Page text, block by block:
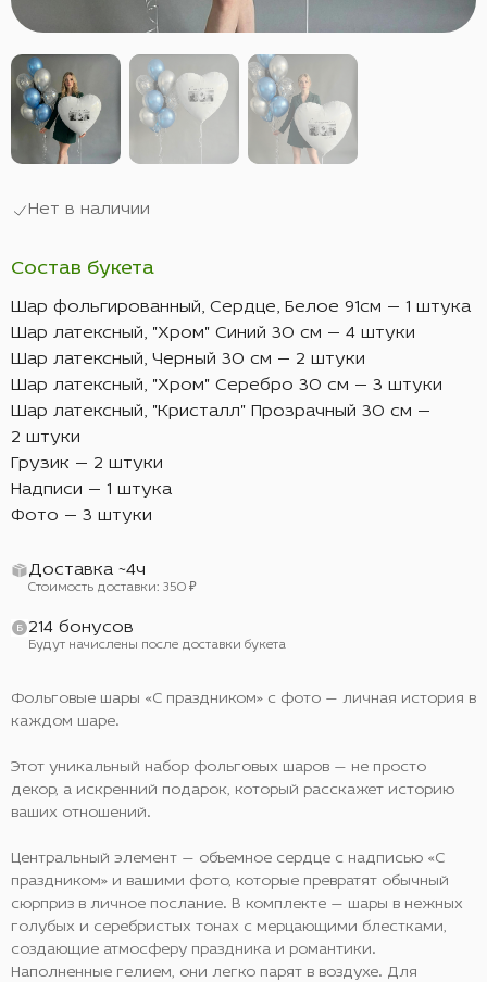
Нет в наличии
Состав букета
Шар фольгированный, Сердце, Белое 91см — 1 штука
Шар латексный, "Хром" Синий 30 см — 4 штуки
Шар латексный, Черный 30 см — 2 штуки
Шар латексный, "Хром" Серебро 30 см — 3 штуки
Шар латексный, "Кристалл" Прозрачный 30 см —
2 штуки
Грузик — 2 штуки
Надписи — 1 штука
Фото — 3 штуки
Доставка ~4ч
Стоимость доставки: 350 ₽
214 бонусов
Будут начислены после доставки букета
Фольговые шары «С праздником» с фото — личная история в
каждом шаре.
Этот уникальный набор фольговых шаров — не просто
декор, а искренний подарок, который расскажет историю
ваших отношений.
Центральный элемент — объемное сердце с надписью «С
праздником» и вашими фото, которые превратят обычный
сюрприз в личное послание. В комплекте — шары в нежных
голубых и серебристых тонах с мерцающими блестками,
создающие атмосферу праздника и романтики.
Наполненные гелием, они легко парят в воздухе. Для